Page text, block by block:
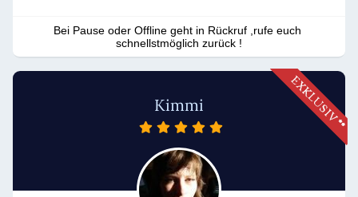
Bei Pause oder Offline geht in Rückruf ,rufe euch
schnellstmöglich zurück !
Kimmi